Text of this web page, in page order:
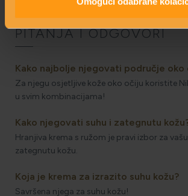
PITANJA I ODGOVORI
Kako najbolje njegovati područje oko
Za njegu osjetljive kože oko očiju koristite
u svim kombinacijama!
Kako njegovati suhu i zategnutu
Hranjiva krema s ružom je pravi izbor za
zategnutu kožu.
Koja je krema za izrazito suhu kožu?
Savršena njega za suhu kožu!